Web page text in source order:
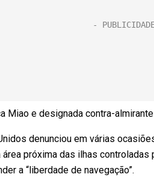
Miao e designada contra-
denunciou em várias
próxima das ilhas
a “liberdade de navegação”.